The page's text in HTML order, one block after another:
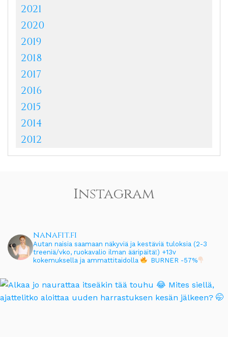
2021
2020
2019
2018
2017
2016
2015
2014
2012
Instagram
nanafit.fi
Autan naisia saamaan näkyviä ja kestäviä tuloksia (2-3
treeniä/vko, ruokavalio ilman ääripäitä!) +13v
kokemuksella ja ammattitaidolla
BURNER -57%